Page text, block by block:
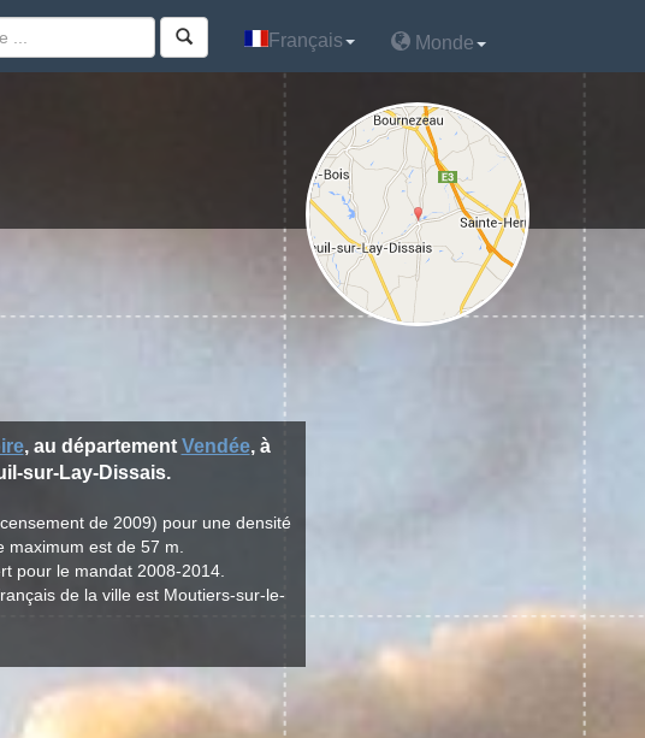
Français Monde
, au département Vendée, à
sur-Lay-Dissais.
de 2009) pour une densité
est de 57 m.
pour le mandat 2008-2014.
de la ville est Moutiers-sur-le-
Français Monde